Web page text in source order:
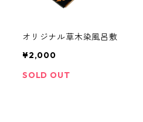
オリジナル草木染風呂敷
¥2,000
SOLD OUT